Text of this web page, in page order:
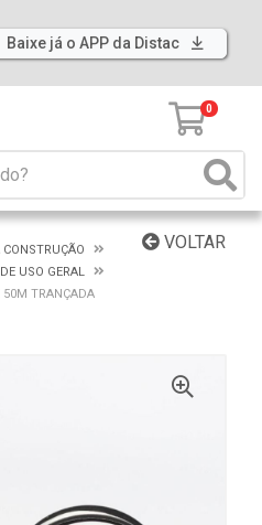
Baixe já o APP da Distac
0
VOLTAR
USO GERAL
50M TRANÇADA